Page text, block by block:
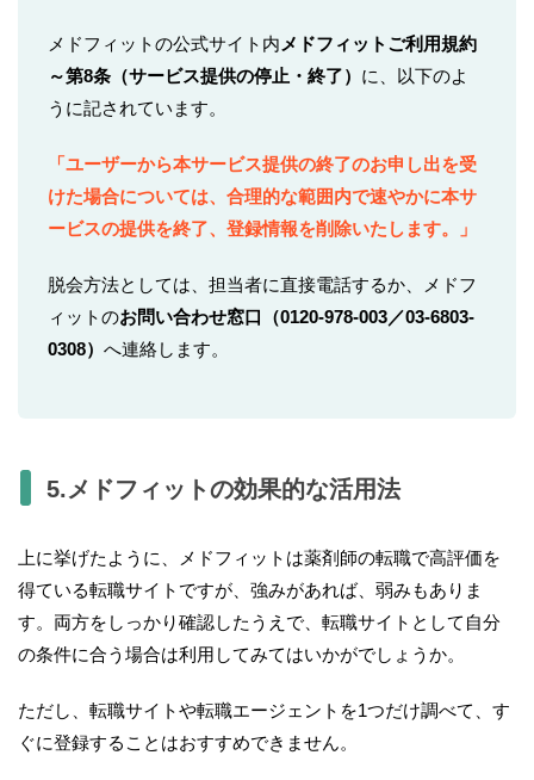
メドフィットの公式サイト内 メドフィットご利用規約
～第8条（サービス提供の停止・終了） に、以下のよ
うに記されています。
「ユーザーから本サービス提供の終了のお申し出を受
けた場合については、合理的な範囲内で速やかに本サ
ービスの提供を終了、登録情報を削除いたします。」
脱会方法としては、担当者に直接電話するか、メドフ
ィットのお問い合わせ窓口（0120-978-003／03-6803-
0308）へ連絡します。
5.メドフィットの効果的な活用法
上に挙げたように、メドフィットは薬剤師の転職で高評価を
得ている転職サイトですが、強みがあれば、弱みもありま
す。両方をしっかり確認したうえで、転職サイトとして自分
の条件に合う場合は利用してみてはいかがでしょうか。
ただし、転職サイトや転職エージェントを1つだけ調べて、す
ぐに登録することはおすすめできません。